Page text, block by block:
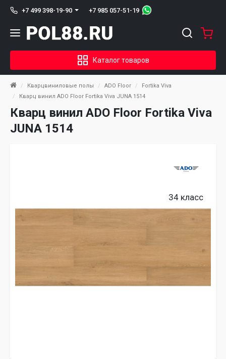
+7 499 398-19-90 +7 985 057-51-19
Каталог товаров
Кварцвиниловые полы ADO Floor
Fortika Viva
Кварц винил ADO Floor Fortika Viva JUNA 1514
Кварц винил ADO Floor Fortika Viva
JUNA 1514
34 класс